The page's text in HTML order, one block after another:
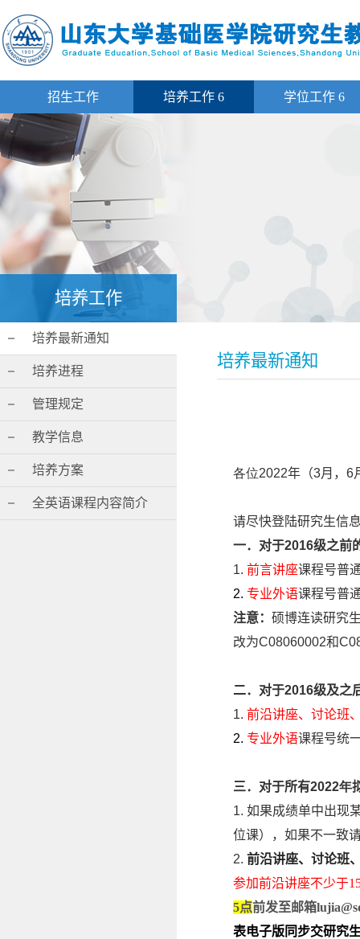
招生工作 培养工作 6 学位工作 6
培养工作
培养最新通知
培养进程
管理规定
教学信息
培养方案
全英语课程内容简介
培养最新通知
各位2022年（3月， 6
请尽快登陆研究生信
一．对于2016级之前
1. 前言讲座课程号普
2. 专业外语课程号普
注意： 硕博连读研究
改为C08060002和
二．对于2016级及之
1. 前沿讲座、讨论班
2. 专业外语课程号统
三．对于所有2022年
1. 如果成绩单中出现
位课），如果不一致
2. 前沿讲座、讨论班
参加前沿讲座不少于
5点前发至邮箱
表电子版同步交研究